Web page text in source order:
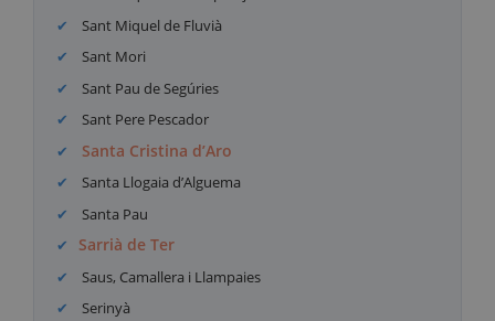
Sant Miquel de Fluvià
Sant Mori
Sant Pau de Segúries
Sant Pere Pescador
Santa Cristina d’Aro
Santa Llogaia d’Alguema
Santa Pau
Sarrià de Ter
Saus, Camallera i Llampaies
Serinyà